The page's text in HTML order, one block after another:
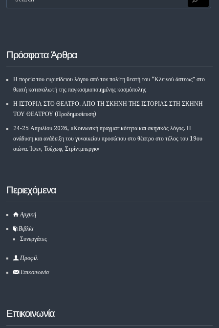
Πρόσφατα Άρθρα
Η πορεία του ευριπίδειου λόγου από τον πολίτη θεατή του “Κλεινού άστεως” στο
θεατή καταναλωτή της παγκοσμιοποιημένης κοσμόπολης
Η ΙΣΤΟΡΙΑ ΣΤΟ ΘΕΑΤΡΟ. ΑΠΟ ΤΗ ΣΚΗΝΗ ΤΗΣ ΙΣΤΟΡΙΑΣ ΣΤΗ ΣΚΗΝΗ
ΤΟΥ ΘΕΑΤΡΟΥ (Προδημοσίευση)
24-25 Απριλίου 2026, «Κοινωνική πραγματικότητα και σκηνικός λόγος. Η
ανάδυση και ανάδειξη του γυναικείου προσώπου στο θέατρο στο τέλος του 19ου
αιώνα. Ίψεν, Τσέχωφ, Στρίντμπεργκ»
Περιεχόμενα
Αρχική
Βιβλία
Συνεργάτες
Προφίλ
Επικοινωνία
Επικοινωνία